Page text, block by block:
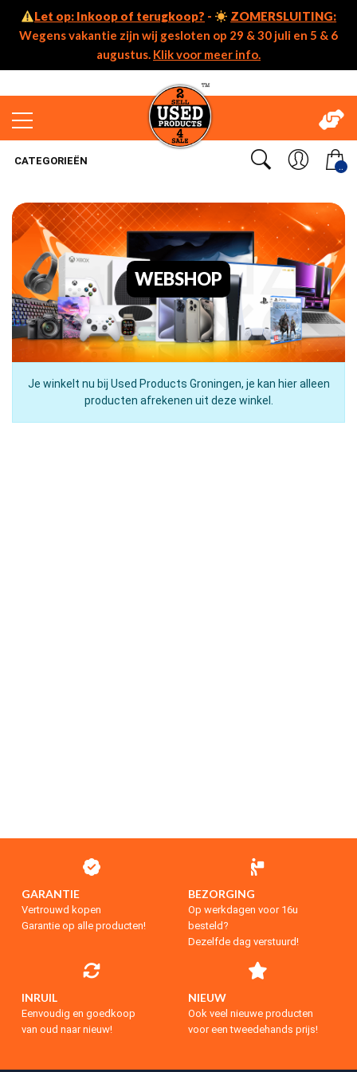
Let op: Inkoop of terugkoop? -
ZOMERSLUITING:
Wegens vakantie zijn wij gesloten op 29 & 30 juli en 5 & 6
augustus. Klik voor meer info.
..
CATEGORIEËN
WEBSHOP
Je winkelt nu bij Used Products Groningen, je kan hier alleen
producten afrekenen uit deze winkel.
GARANTIE
Vertrouwd kopen
Garantie op alle producten!
BEZORGING
Op werkdagen voor 16u
besteld?
Dezelfde dag verstuurd!
INRUIL
Eenvoudig en goedkoop
van oud naar nieuw!
NIEUW
Ook veel nieuwe producten
voor een tweedehands prijs!